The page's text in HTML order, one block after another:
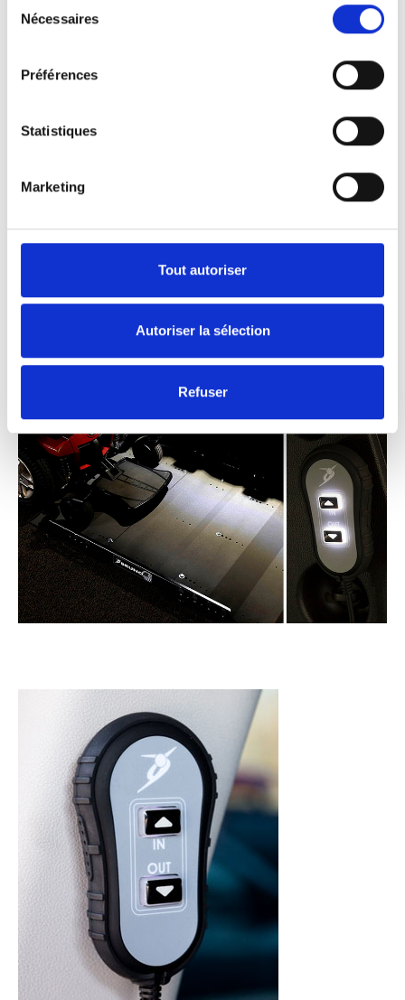
Nécessaires
Préférences
Statistiques
Marketing
Tout autoriser
Autoriser la sélection
Refuser
optimale, élevez la plateforme à une hauteur
Éclairage nocturne.
Ne vous laissez pas intimider par l’obscurité.
La plateforme et la télécommande du Joey
Lift même dans les garages sombres et en
pleine nuit.